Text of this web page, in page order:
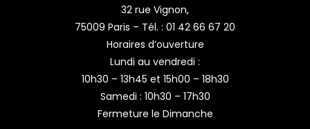
32 rue Vignon,
75009 Paris – Tél. : 01 42 66 67 20
Horaires d’ouverture
Lundi au vendredi :
10h30 – 13h45 et 15h00 – 18h30
Samedi : 10h30 – 17h30
Fermeture le Dimanche